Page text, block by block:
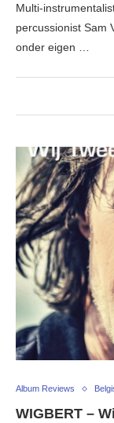
Multi-
percussionist Sam
onder eigen …
Album Reviews
WIGBERT –